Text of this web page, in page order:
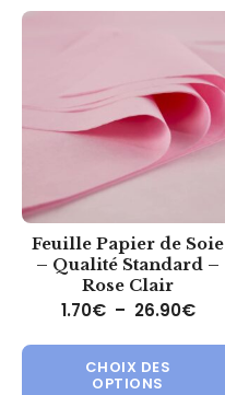
Feuille Papier de Soie
– Qualité Standard –
Rose Clair
1.70€ – 26.90€
CHOIX DES
OPTIONS